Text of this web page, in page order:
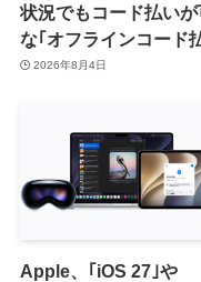
状況でもコード払い
な｢オフラインコード払
を提供開始 ｰ まずは
2026年8月4日
Apple、｢iOS 27｣や